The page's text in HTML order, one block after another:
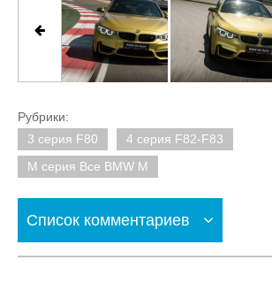
Рубрики:
3 серия F80
4 серия F82-F83
M серия Все BMW M
Список комментариев